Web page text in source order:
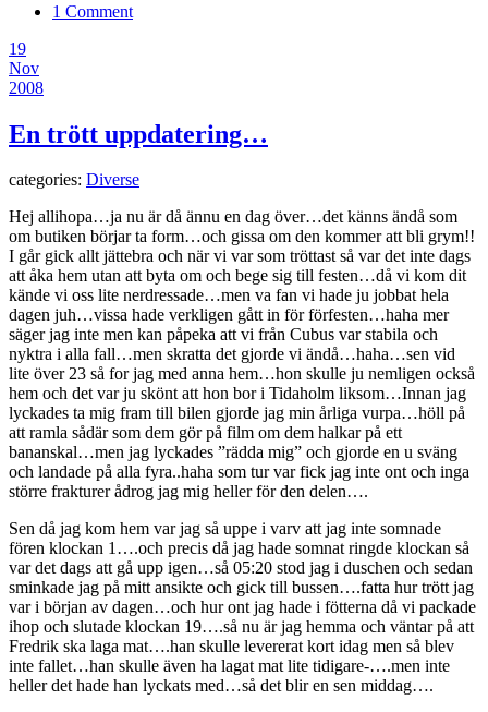
1 Comment
19
Nov
2008
En trött uppdatering…
categories: Diverse
Hej allihopa…ja nu är då ännu en dag över…det känns ändå som
om butiken börjar ta form…och gissa om den kommer att bli grym!!
I går gick allt jättebra och när vi var som tröttast så var det inte dags
att åka hem utan att byta om och bege sig till festen…då vi kom dit
kände vi oss lite nerdressade…men va fan vi hade ju jobbat hela
dagen juh…vissa hade verkligen gått in för förfesten…haha mer
säger jag inte men kan påpeka att vi från Cubus var stabila och
nyktra i alla fall…men skratta det gjorde vi ändå…haha…sen vid
lite över 23 så for jag med anna hem…hon skulle ju nemligen också
hem och det var ju skönt att hon bor i Tidaholm liksom…Innan jag
lyckades ta mig fram till bilen gjorde jag min årliga vurpa…höll på
att ramla sådär som dem gör på film om dem halkar på ett
bananskal…men jag lyckades ”rädda mig” och gjorde en u sväng
och landade på alla fyra..haha som tur var fick jag inte ont och inga
större frakturer ådrog jag mig heller för den delen….
Sen då jag kom hem var jag så uppe i varv att jag inte somnade
fören klockan 1….och precis då jag hade somnat ringde klockan så
var det dags att gå upp igen…så 05:20 stod jag i duschen och sedan
sminkade jag på mitt ansikte och gick till bussen….fatta hur trött jag
var i början av dagen…och hur ont jag hade i fötterna då vi packade
ihop och slutade klockan 19….så nu är jag hemma och väntar på att
Fredrik ska laga mat….han skulle levererat kort idag men så blev
inte fallet…han skulle även ha lagat mat lite tidigare-….men inte
heller det hade han lyckats med…så det blir en sen middag….